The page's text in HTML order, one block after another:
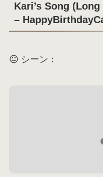
Kari’s Song
–
😐 シーン：